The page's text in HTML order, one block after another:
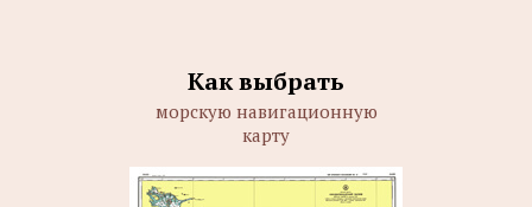
Как выбрать
морскую навигационную
карту